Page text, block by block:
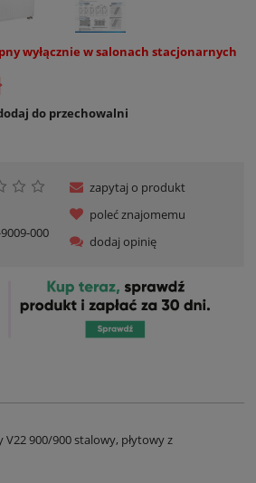
wyłącznie w salonach stacjonarnych
do przechowalni
000
zapytaj o produkt
poleć znajomemu
dodaj opinię
900/900 stalowy, płytowy z